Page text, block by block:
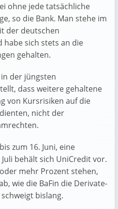
ohne jede tatsächliche
so die Bank. Man stehe im
der deutschen
habe sich stets an die
gehalten.
der jüngsten
dass weitere gehaltene
von Kursrisiken auf die
nicht der
zum 16. Juni, eine
behält sich UniCredit vor.
mehr Prozent stehen,
wie die BaFin die Derivate-
bislang.